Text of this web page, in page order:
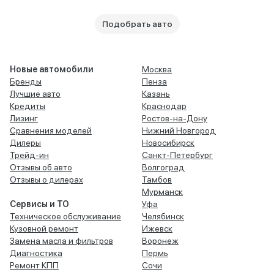
Подобрать авто
Новые автомобили
Бренды
Лучшие авто
Кредиты
Лизинг
Сравнения моделей
Дилеры
Трейд-ин
Отзывы об авто
Отзывы о дилерах
Сервисы и ТО
Техническое обслуживание
Кузовной ремонт
Замена масла и фильтров
Диагностика
Ремонт КПП
Москва
Пенза
Казань
Краснодар
Ростов-на-Дону
Нижний Новгород
Новосибирск
Санкт-Петербург
Волгоград
Тамбов
Мурманск
Уфа
Челябинск
Ижевск
Воронеж
Пермь
Сочи